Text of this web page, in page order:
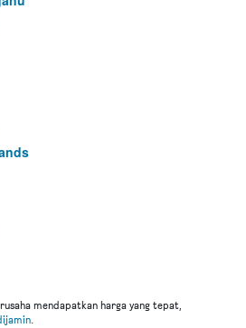
mendapatkan harga yang tepat,
.